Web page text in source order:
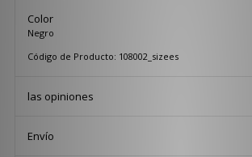
Color
Negro
Código de Producto: 108002_sizees
las opiniones
Envío